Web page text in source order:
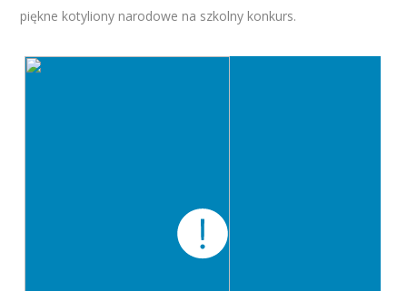
piękne kotyliony narodowe na szkolny konkurs.